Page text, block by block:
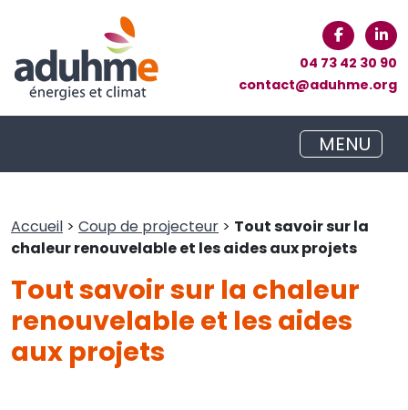
04 73 42 30 90
contact@aduhme.org
MENU
Accueil > Coup de projecteur > Tout savoir sur la
chaleur renouvelable et les aides aux projets
Tout savoir sur la chaleur
renouvelable et les aides
aux projets